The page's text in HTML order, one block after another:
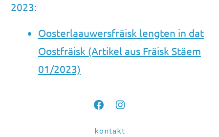
2023:
Oosterlaauwersfräisk lengten in dat
Oostfräisk (Artikel aus Fräisk Stäem
01/2023)
FacebookInstagram
kontakt